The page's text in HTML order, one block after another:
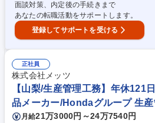
面談対策、内定後の手続きまで
あなたの転職活動をサポートします。
登録してサポートを受ける
正社員
株式会社メッツ
【山梨/生産管理工務】年休121
品メーカー/Hondaグループ 生産
月給21万3000円～24万7540円